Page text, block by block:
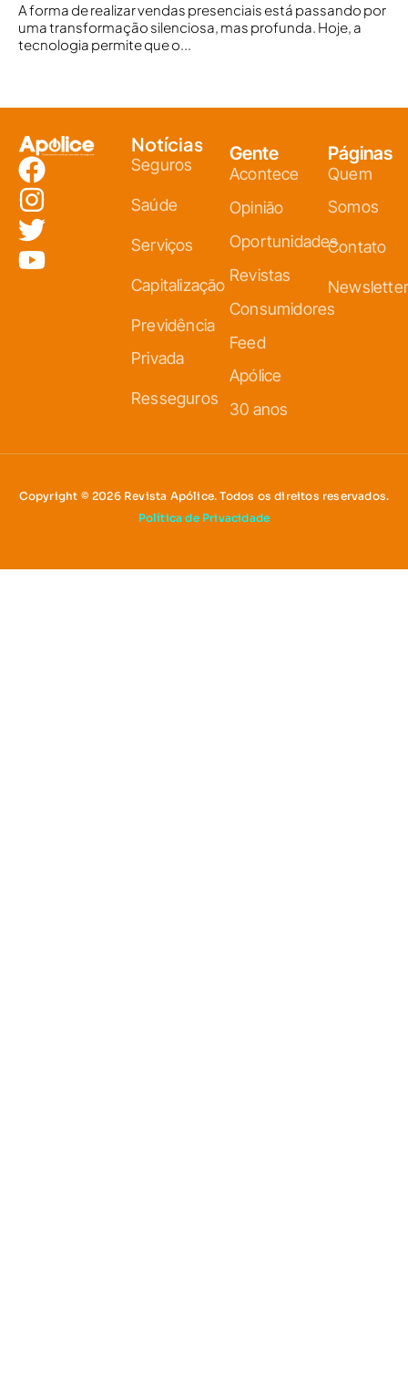
A forma de realizar vendas presenciais está passando por
uma transformação silenciosa, mas profunda. Hoje, a
tecnologia permite que o...
Notícias
Seguros
Saúde
Serviços
Capitalização
Previdência
Privada
Resseguros
Gente
Acontece
Opinião
Oportunidades
Revistas
Consumidores
Feed
Apólice
30 anos
Páginas
Quem
Somos
Contato
Newsletter
Copyright © 2026 Revista Apólice. Todos os direitos reservados.
Política de Privacidade